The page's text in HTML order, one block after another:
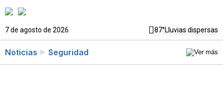
7 de agosto de 2026 87°Lluvias dispersas
Noticias Seguridad